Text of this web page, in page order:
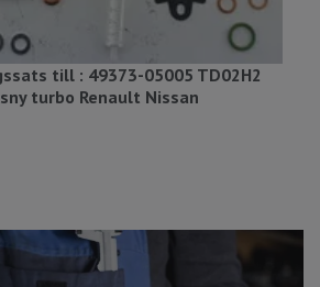
till : 49373-05005 TD02H2
turbo Renault Nissan